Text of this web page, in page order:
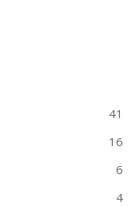
41
16
6
4